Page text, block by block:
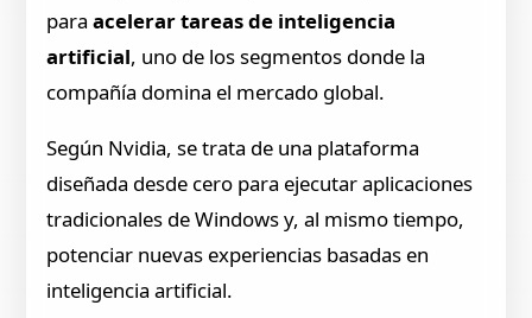
para acelerar tareas de inteligencia
artificial, uno de los segmentos donde la
compañía domina el mercado global.
Según Nvidia, se trata de una plataforma
diseñada desde cero para ejecutar aplicaciones
tradicionales de Windows y, al mismo tiempo,
potenciar nuevas experiencias basadas en
inteligencia artificial.